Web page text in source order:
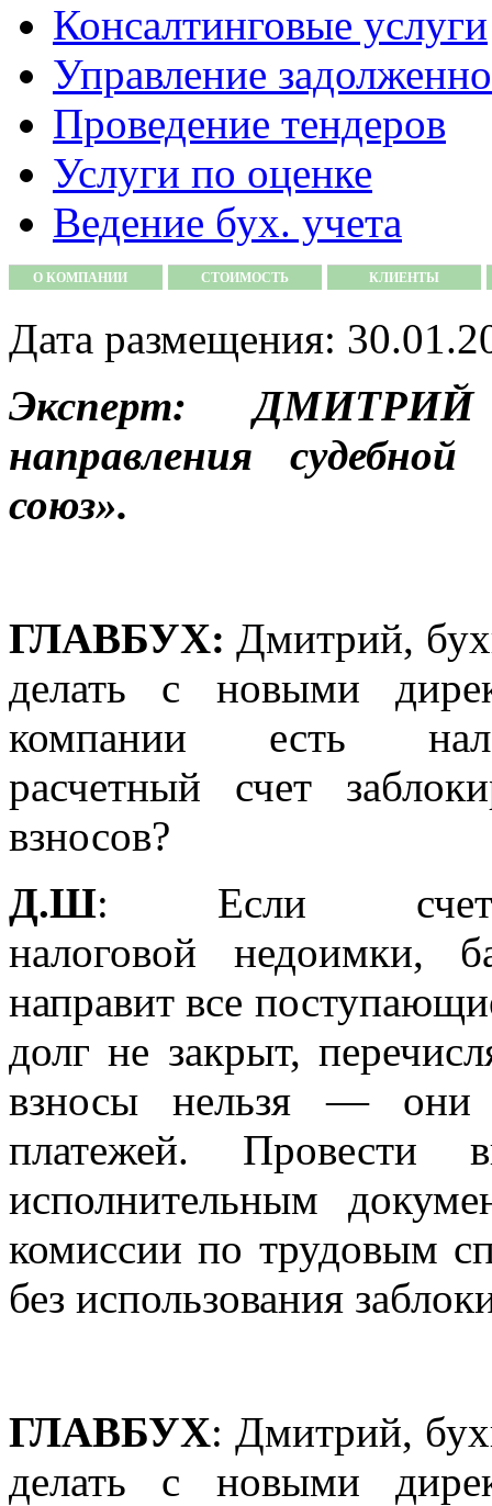
Консалтинговые услуги
Управление
Проведение тендеров
Услуги по оценке
Ведение бух. учета
О КОМПАНИИ СТОИМОСТЬ КЛИЕНТЫ
Дата размещения:
Эксперт: ДМИТРИЙ
направления
союз».
ГЛАВБУХ: Дмитрий,
делать с новыми
компании есть
расчетный счет
взносов?
Д.Ш: Если счет
налоговой недоимки,
направит все
долг не закрыт,
взносы нельзя — они
платежей. Провести
исполнительным
комиссии по трудовым
без использования
ГЛАВБУХ: Дмитрий,
делать с новыми